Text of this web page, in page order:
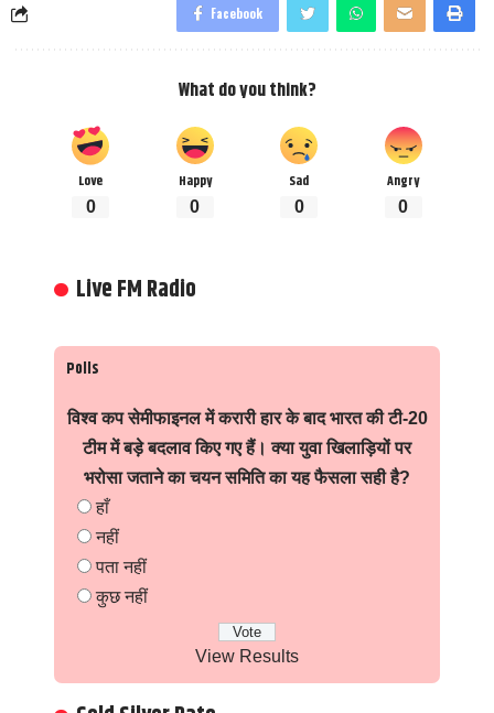
Facebook
What do you think?
Love
0
Happy
0
Sad
0
Angry
0
Live FM Radio
Polls
विश्व कप सेमीफाइनल में करारी हार के बाद भारत की टी-20
टीम में बड़े बदलाव किए गए हैं। क्या युवा खिलाड़ियों पर
भरोसा जताने का चयन समिति का यह फैसला सही है?
हाँ
नहीं
पता नहीं
कुछ नहीं
View Results